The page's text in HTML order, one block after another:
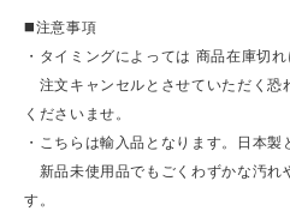
◼️注意事項
・タイミングによっては 商品在庫切れ
注文キャンセルとさせていただく恐
くださいませ。
・こちらは輸入品となります。日本製
新品未使用品でもごくわずかな汚れ
す。